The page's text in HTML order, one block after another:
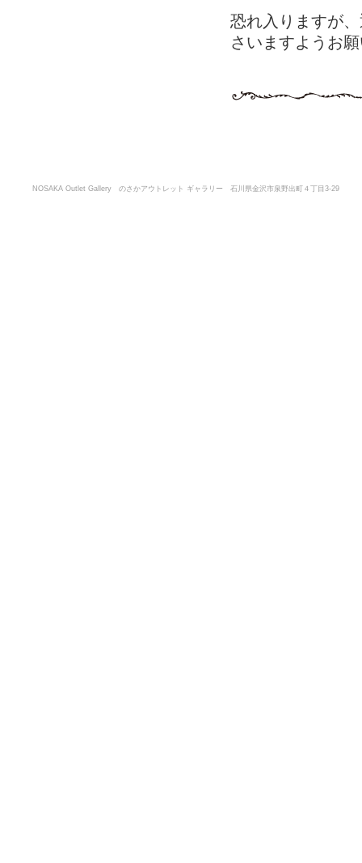
恐れ入りますが
さいますようお
NOSAKA Outlet Gallery のさかアウトレット ギャラリー 石川県金沢市泉野出町４丁目3-29